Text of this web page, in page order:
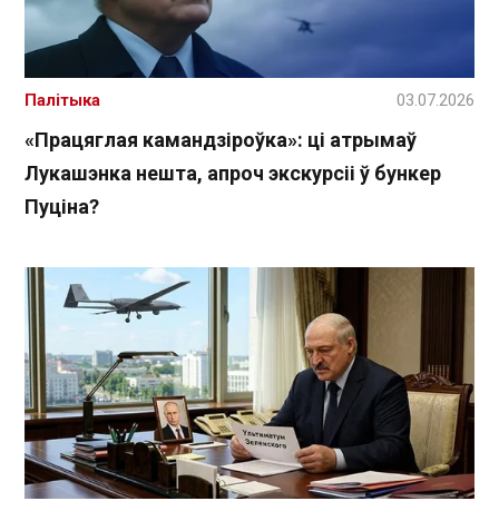
«Працяглая камандзіроўка»: ці атрымаў
Лукашэнка нешта, апроч экскурсіі ў бункер
Пуціна?
Палітыка 03.07.2026